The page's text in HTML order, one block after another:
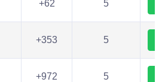
+62 5
+353 5
+972 5